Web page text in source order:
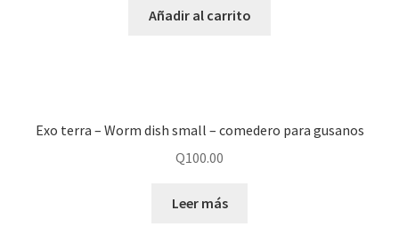
Añadir al carrito
Exo terra – Worm dish small – comedero para gusanos
Q100.00
Leer más